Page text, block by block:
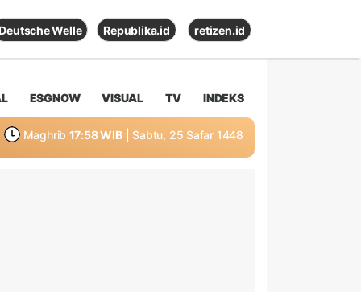
Deutsche Welle Republika.id retizen.id
ESGNOW VISUAL TV INDEKS
Maghrib 17:58 WIB | Sabtu, 25 Safar 1448